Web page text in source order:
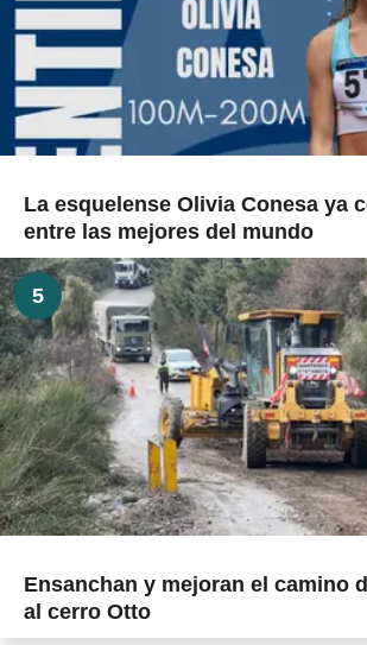
La esquelense Olivia Conesa ya
entre las mejores del mundo
5
Ensanchan y mejoran el camino
al cerro Otto